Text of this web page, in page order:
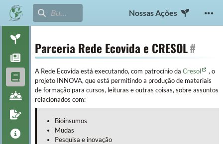
Nossas Ações
Parceria Rede Ecovida e CRESOL#
A Rede Ecovida está executando, com patrocínio da Cresol
, o
projeto INNOVA, que está permitindo a produção de materiais
de formação para cursos, leituras e outras coisas, sobre assuntos
relacionados com:
Bioinsumos
Mudas
Pesquisa e inovação